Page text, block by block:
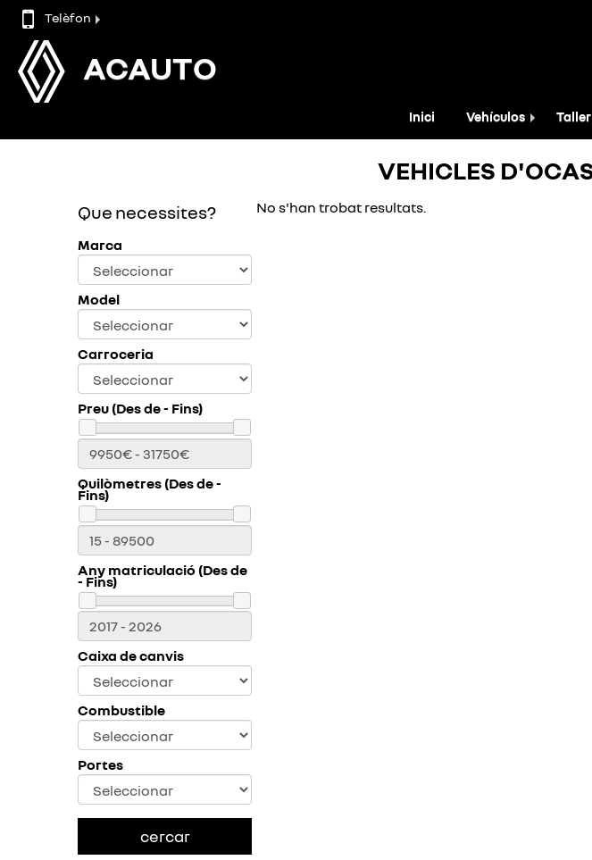
Telèfon
ACAUTO
Inici Vehículos Taller
VEHICLES
Que necessites?
Marca
Model
Carroceria
Preu (Des de - Fins)
Quilòmetres (Des de -
Fins)
Any matriculació (Des de
- Fins)
Caixa de canvis
Combustible
Portes
No s'han trobat resultats.